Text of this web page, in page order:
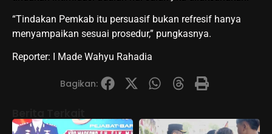
“Tindakan Pemkab itu persuasif bukan refresif hanya
menyampaikan sesuai prosedur,” pungkasnya.
Reporter: I Made Wahyu Rahadia
Bagikan: